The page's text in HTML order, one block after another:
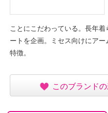
ことにこだわっている。長年
ートを企画。ミセス向けにア
特徴。
このブランド